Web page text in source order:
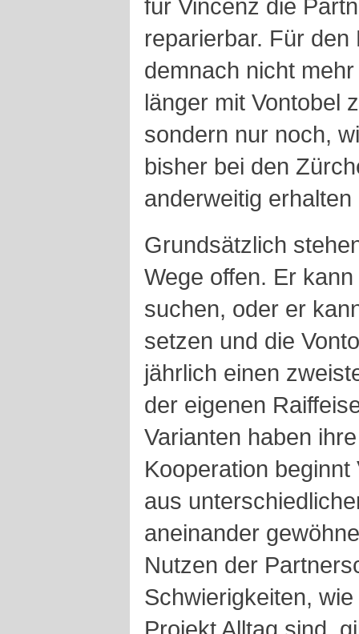
für Vincenz die
reparierbar. Für
demnach nicht
länger mit Vontobel
sondern nur noch,
bisher bei den
anderweitig erhalten
Grundsätzlich
Wege offen. Er
suchen, oder er
setzen und die
jährlich einen
der eigenen
Varianten haben
Kooperation
aus
aneinander
Nutzen der
Schwierigkeiten,